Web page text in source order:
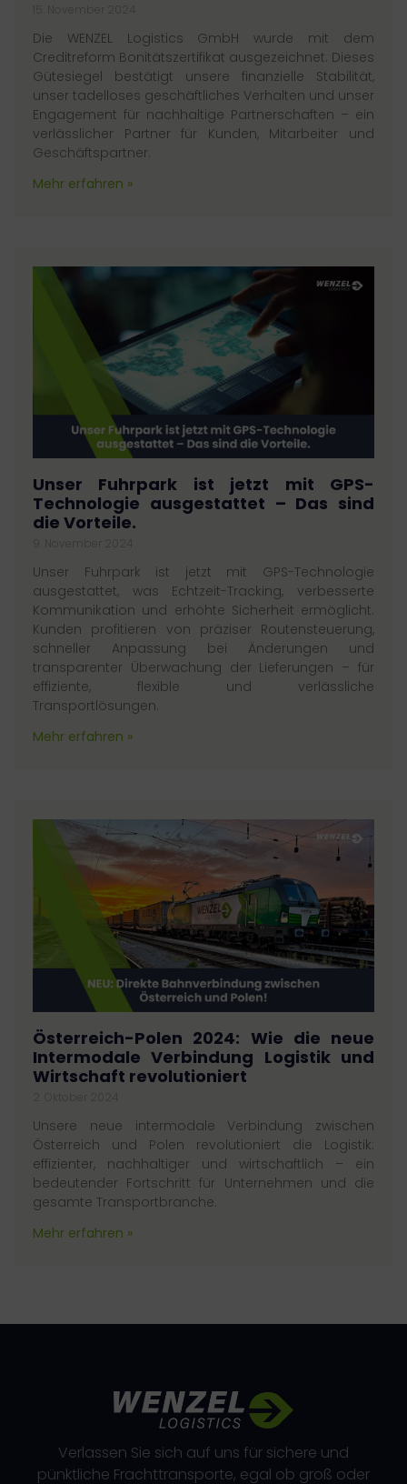
Die WENZEL Logistics GmbH wurde mit dem
Creditreform Bonitätszertifikat ausgezeichnet. Dieses
Gütesiegel bestätigt unsere finanzielle Stabilität,
unser tadelloses geschäftliches Verhalten und unser
Engagement für nachhaltige Partnerschaften – ein
verlässlicher Partner für Kunden, Mitarbeiter und
Geschäftspartner.
Mehr erfahren »
Unser Fuhrpark ist jetzt mit GPS-
Technologie ausgestattet – Das sind
die Vorteile.
Unser Fuhrpark ist jetzt mit GPS-Technologie
ausgestattet, was Echtzeit-Tracking, verbesserte
Kommunikation und erhöhte Sicherheit ermöglicht.
Kunden profitieren von präziser Routensteuerung,
schneller Anpassung bei Änderungen und
transparenter Überwachung der Lieferungen – für
effiziente, flexible und verlässliche
Transportlösungen.
Mehr erfahren »
Österreich-Polen 2024: Wie die neue
Intermodale Verbindung Logistik und
Wirtschaft revolutioniert
Unsere neue intermodale Verbindung zwischen
Österreich und Polen revolutioniert die Logistik:
effizienter, nachhaltiger und wirtschaftlich – ein
bedeutender Fortschritt für Unternehmen und die
gesamte Transportbranche.
Mehr erfahren »
Verlassen Sie sich auf uns für sichere und
pünktliche Frachttransporte, egal ob groß oder